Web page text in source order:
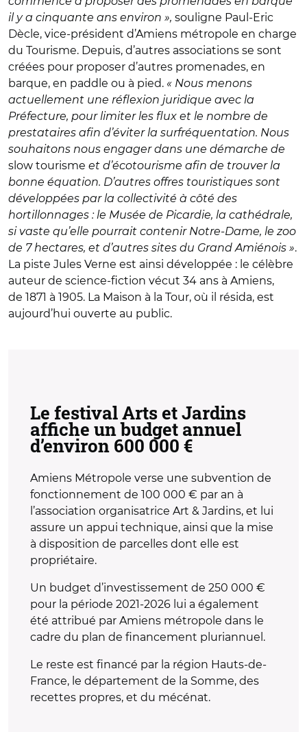
il ya cinquante ans environ », souligne Paul-Eric
Dècle, vice-président d’Amiens métropole en charge
du Tourisme. Depuis, d’autres associations se sont
créées pour proposer d’autres promenades, en
barque, en paddle ou à pied. « Nous menons
actuellement une réflexion juridique avec la
Préfecture, pour limiter les flux et le nombre de
prestataires afin d’éviter la surfréquentation. Nous
souhaitons nous engager dans une démarche de
slow tourisme et d’écotourisme afin de trouver la
bonne équation. D’autres offres touristiques sont
développées par la collectivité à côté des
hortillonnages : le Musée de Picardie, la cathédrale,
si vaste qu’elle pourrait contenir Notre-Dame, le zoo
de 7 hectares, et d’autres sites du Grand Amiénois ».
La piste Jules Verne est ainsi développée : le célèbre
auteur de science-fiction vécut 34 ans à Amiens,
de 1871 à 1905. La Maison à la Tour, où il résida, est
aujourd’hui ouverte au public.
Le festival Arts et Jardins
affiche un budget annuel
d’environ 600 000 €
Amiens Métropole verse une subvention de
fonctionnement de 100 000 € par an à
l’association organisatrice Art & Jardins, et lui
assure un appui technique, ainsi que la mise
à disposition de parcelles dont elle est
propriétaire.
Un budget d’investissement de 250 000 €
pour la période 2021-2026 lui a également
été attribué par Amiens métropole dans le
cadre du plan de financement pluriannuel.
Le reste est financé par la région Hauts-de-
France, le département de la Somme, des
recettes propres, et du mécénat.